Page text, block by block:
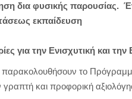
δια φυσικής παρουσίας.
εκπαίδευση
για την Ενισχυτική και
το
γραπτή και προφορική